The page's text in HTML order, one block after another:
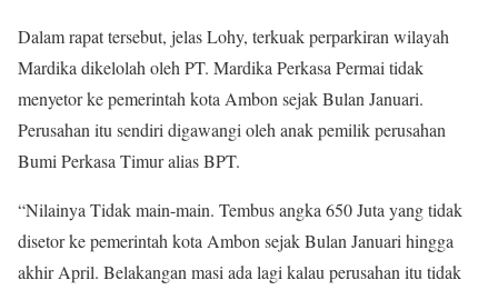
Dalam rapat tersebut, jelas Lohy, terkuak perparkiran wilayah
Mardika dikelolah oleh PT. Mardika Perkasa Permai tidak
menyetor ke pemerintah kota Ambon sejak Bulan Januari.
Perusahan itu sendiri digawangi oleh anak pemilik perusahan
Bumi Perkasa Timur alias BPT.
“Nilainya Tidak main-main. Tembus angka 650 Juta yang tidak
disetor ke pemerintah kota Ambon sejak Bulan Januari hingga
akhir April. Belakangan masi ada lagi kalau perusahan itu tidak